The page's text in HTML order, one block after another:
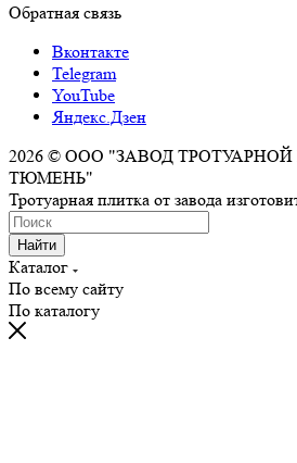
Обратная связь
Вконтакте
Telegram
YouTube
Яндекс.Дзен
2026 © ООО "ЗАВОД
ТЮМЕНЬ"
Тротуарная плитка от завода
Найти
Каталог
По всему сайту
По каталогу